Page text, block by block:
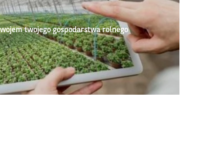
twojego gospodarstwa rolnego